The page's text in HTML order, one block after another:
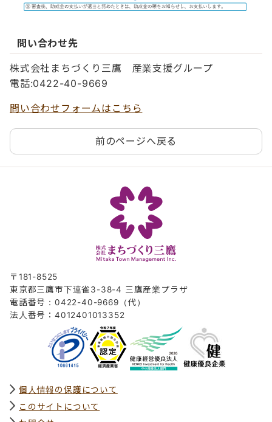
問い合わせ先
株式会社まちづくり三鷹 産業支援グループ
電話:0422-40-9669
問い合わせフォームはこちら
前のページへ戻る
〒181-8525
東京都三鷹市下連雀3-38-4 三鷹産業プラザ
電話番号：0422-40-9669（代）
法人番号：4012401013352
個人情報の保護について
このサイトについて